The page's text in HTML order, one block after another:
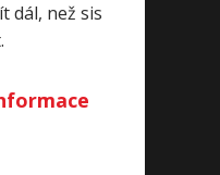
dál, než sis